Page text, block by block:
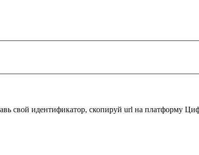
свой идентификатор, скопируй url на платформу